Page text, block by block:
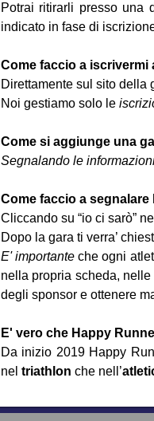
Potrai ritirarli presso una
indicato in fase di
Come faccio a iscrivermi
Direttamente sul sito della
Noi gestiamo solo le
Come si aggiunge una
Segnalando le
Come faccio a
Cliccando su “io ci sarò”
Dopo la gara ti verra’
E' importante che ogni
nella propria scheda,
degli sponsor e ottenere
E' vero che Happy
Da inizio 2019 Happy
nel triathlon che nell’